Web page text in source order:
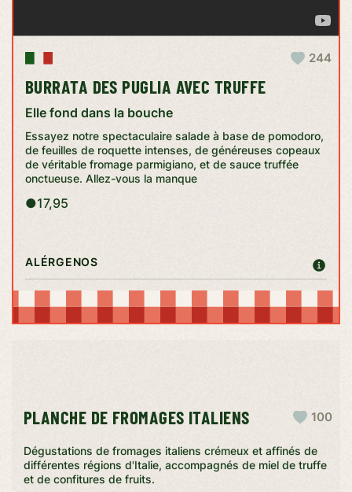
BURRATA DES PUGLIA AVEC TRUFFE
244
Elle fond dans la bouche
Essayez notre spectaculaire salade à base de pomodoro,
de feuilles de roquette intenses, de généreuses copeaux
de véritable fromage parmigiano, et de sauce truffée
onctueuse. Allez-vous la manque
●17,95
ALÉRGENOS
PLANCHE DE FROMAGES ITALIENS 100
Dégustations de fromages italiens crémeux et affinés de
différentes régions d'Italie, accompagnés de miel de truffe
et de confitures de fruits.